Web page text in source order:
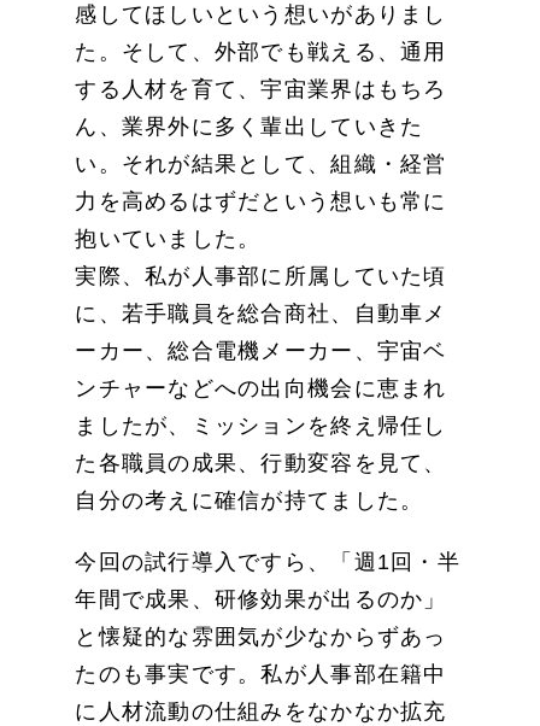
感してほしいという想いがありまし
た。そして、外部でも戦える、通用
する人材を育て、宇宙業界はもちろ
ん、業界外に多く輩出していきた
い。それが結果として、組織・経営
力を高めるはずだという想いも常に
抱いていました。
実際、私が人事部に所属していた頃
に、若手職員を総合商社、自動車メ
ーカー、総合電機メーカー、宇宙ベ
ンチャーなどへの出向機会に恵まれ
ましたが、ミッションを終え帰任し
た各職員の成果、行動変容を見て、
自分の考えに確信が持てました。
今回の試行導入ですら、「週1回・半
年間で成果、研修効果が出るのか」
と懐疑的な雰囲気が少なからずあっ
たのも事実です。私が人事部在籍中
に人材流動の仕組みをなかなか拡充